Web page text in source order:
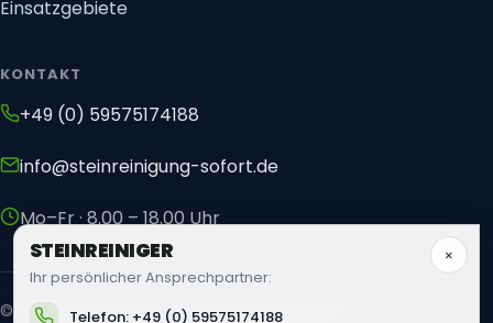
Einsatzgebiete
KONTAKT
+49 (0) 59575174188
info@steinreinigung-sofort.de
Mo–Fr · 8.00 – 18.00 Uhr
© 2026 Steinreiniger. Alle Rechte vorbehalten.
×
STEINREINIGER
Ihr persönlicher Ansprechpartner:
Telefon: +49 (0) 59575174188